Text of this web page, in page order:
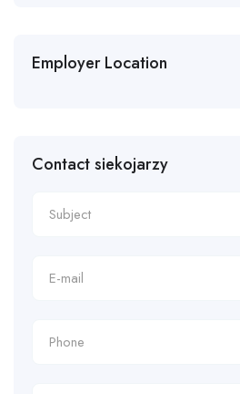
Employer Location
Contact siekojarzy